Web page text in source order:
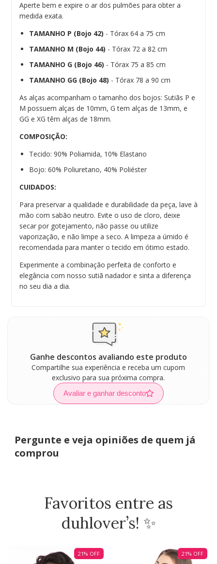
Aperte bem e expire o ar dos pulmões para obter a
medida exata.
TAMANHO P (Bojo 42) - Tórax 64 a 75 cm
TAMANHO M (Bojo 44) - Tórax 72 a 82 cm
TAMANHO G (Bojo 46) - Tórax 75 a 85 cm
TAMANHO GG (Bojo 48) - Tórax 78 a 90 cm
As alças acompanham o tamanho dos bojos: Sutiãs P e
M possuem alças de 10mm, G tem alças de 13mm, e
GG e XG têm alças de 18mm.
COMPOSIÇÃO:
Tecido: 90% Poliamida, 10% Elastano
Bojo: 60% Poliuretano, 40% Poliéster
CUIDADOS:
Para preservar a qualidade e durabilidade da peça, lave à
mão com sabão neutro. Evite o uso de cloro, deixe
secar por gotejamento, não passe ou utilize
vaporização, e não limpe a seco. A limpeza a úmido é
recomendada para manter o tecido em ótimo estado.
Experimente a combinação perfeita de conforto e
elegância com nosso sutiã nadador e sinta a diferença
no seu dia a dia.
Ganhe descontos avaliando este produto
Compartilhe sua experiência e receba um cupom
exclusivo para sua próxima compra.
Avaliar e ganhar desconto
Pergunte e veja opiniões de quem já
comprou
Favoritos entre as
duhlover’s! ✨
21% OFF 21% OFF